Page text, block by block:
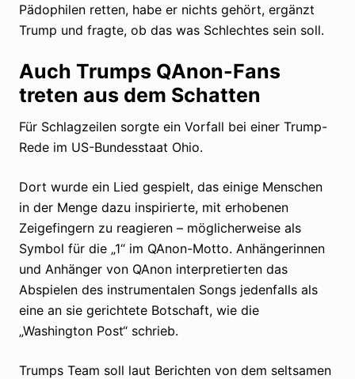
Pädophilen retten, habe er nichts gehört, ergänzt
Trump und fragte, ob das was Schlechtes sein soll.
Auch Trumps QAnon-Fans
treten aus dem Schatten
Für Schlagzeilen sorgte ein Vorfall bei einer Trump-
Rede im US-Bundesstaat Ohio.
Dort wurde ein Lied gespielt, das einige Menschen
in der Menge dazu inspirierte, mit erhobenen
Zeigefingern zu reagieren – möglicherweise als
Symbol für die „1“ im QAnon-Motto. Anhängerinnen
und Anhänger von QAnon interpretierten das
Abspielen des instrumentalen Songs jedenfalls als
eine an sie gerichtete Botschaft, wie die
„Washington Post“ schrieb.
Trumps Team soll laut Berichten von dem seltsamen